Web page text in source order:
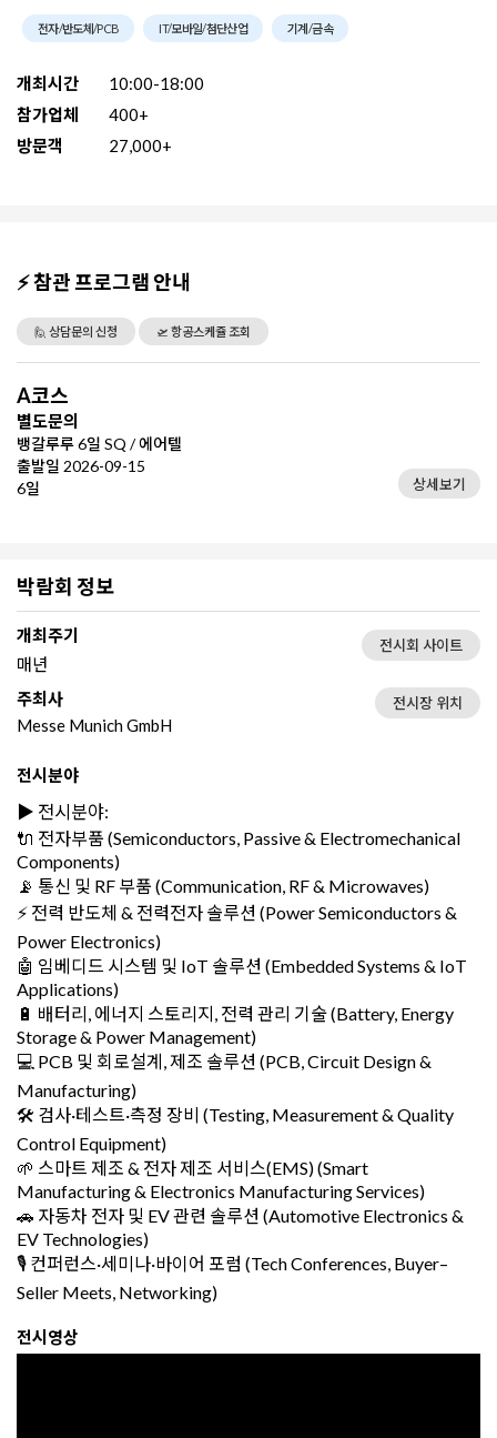
전자/반도체/PCB IT/모바일/첨단산업 기계/금속
개최시간
10:00-18:00
참가업체
400+
방문객
27,000+
⚡ 참관 프로그램 안내
🙋 상담문의 신청 🛫 항공스케쥴 조회
A코스
별도문의
뱅갈루루 6일 SQ / 에어텔
출발일 2026-09-15
6일
상세보기
박람회 정보
개최주기
매년
전시회 사이트
주최사
Messe Munich GmbH
전시장 위치
전시분야
▶️ 전시분야:
🔌 전자부품 (Semiconductors, Passive & Electromechanical
Components)
📡 통신 및 RF 부품 (Communication, RF & Microwaves)
⚡ 전력 반도체 & 전력전자 솔루션 (Power Semiconductors &
Power Electronics)
🤖 임베디드 시스템 및 IoT 솔루션 (Embedded Systems & IoT
Applications)
🔋 배터리, 에너지 스토리지, 전력 관리 기술 (Battery, Energy
Storage & Power Management)
💻 PCB 및 회로설계, 제조 솔루션 (PCB, Circuit Design &
Manufacturing)
🛠️ 검사·테스트·측정 장비 (Testing, Measurement & Quality
Control Equipment)
🌱 스마트 제조 & 전자 제조 서비스(EMS) (Smart
Manufacturing & Electronics Manufacturing Services)
🚗 자동차 전자 및 EV 관련 솔루션 (Automotive Electronics &
EV Technologies)
🎙️ 컨퍼런스·세미나·바이어 포럼 (Tech Conferences, Buyer–
Seller Meets, Networking)
전시영상